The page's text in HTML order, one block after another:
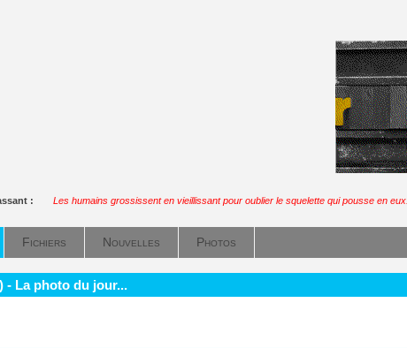
: Les humains grossissent en vieillissant pour oublier le squelette qui pousse en eux.
Fichiers Nouvelles Photos
- La photo du jour...